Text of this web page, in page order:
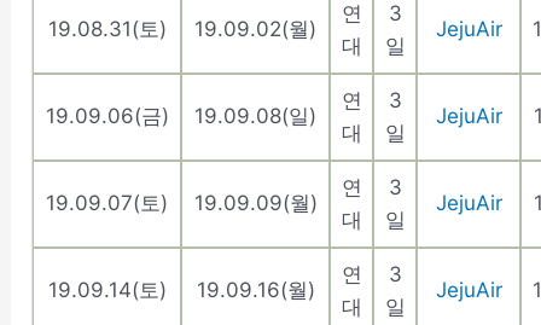
19.08.31(토) 19.09.02(월)
연
대
3
일
JejuAir
19.09.06(금) 19.09.08(일)
연
대
3
일
JejuAir
19.09.07(토) 19.09.09(월)
연
대
3
일
JejuAir
19.09.14(토) 19.09.16(월)
연
대
3
일
JejuAir